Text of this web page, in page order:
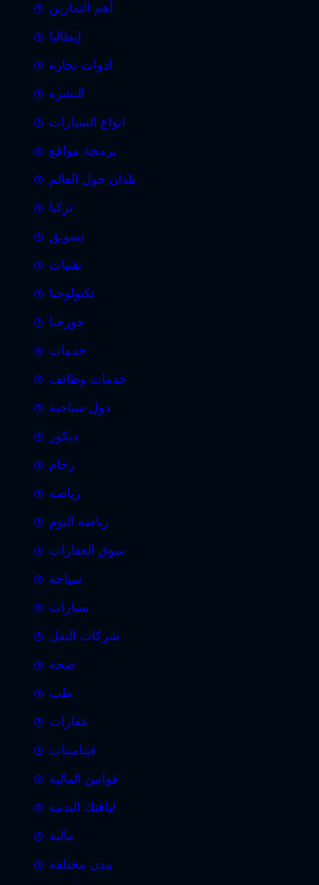
أهم التمارين
إيطاليا
ادوات نجارة
البشرة
انواع السيارات
برمجة مواقع
بلدان حول العالم
تركيا
تسويق
تقنيات
تكنولوجيا
جورجيا
خدمات
خدمات وظائف
دول سياحية
ديكور
رخام
رياضة
رياضه اليوم
سوق العقارات
سياحة
سيارات
شركات النقل
صحة
طب
عقارات
فيتامينات
قوانين المالية
لياقتك البدنية
مالية
مدن مختلفة